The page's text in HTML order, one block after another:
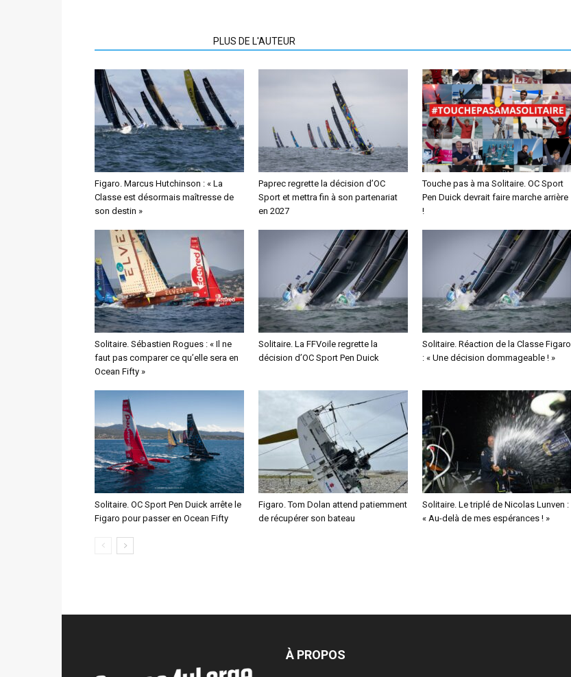
PLUS DE L'AUTEUR
Figaro. Marcus Hutchinson : « La
Classe est désormais maîtresse de
son destin »
Paprec regrette la décision d’OC
Sport et mettra fin à son partenariat
en 2027
Touche pas à ma Solitaire. OC Sport
Pen Duick devrait faire marche arrière
!
Solitaire. Sébastien Rogues : « Il ne
faut pas comparer ce qu’elle sera en
Ocean Fifty »
Solitaire. La FFVoile regrette la
décision d’OC Sport Pen Duick
Solitaire. Réaction de la Classe Figaro
: « Une décision dommageable ! »
Solitaire. OC Sport Pen Duick arrête le
Figaro pour passer en Ocean Fifty
Figaro. Tom Dolan attend patiemment
de récupérer son bateau
Solitaire. Le triplé de Nicolas Lunven :
« Au-delà de mes espérances ! »
À PROPOS